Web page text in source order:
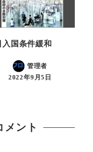
入国条件緩和
管理者
2022年9月5日
メント